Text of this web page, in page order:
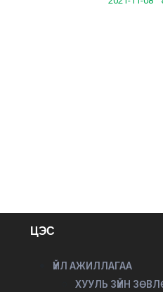
ЦЭС
ҮЙЛ АЖИЛЛАГАА
ХУУЛЬ ЗҮЙН